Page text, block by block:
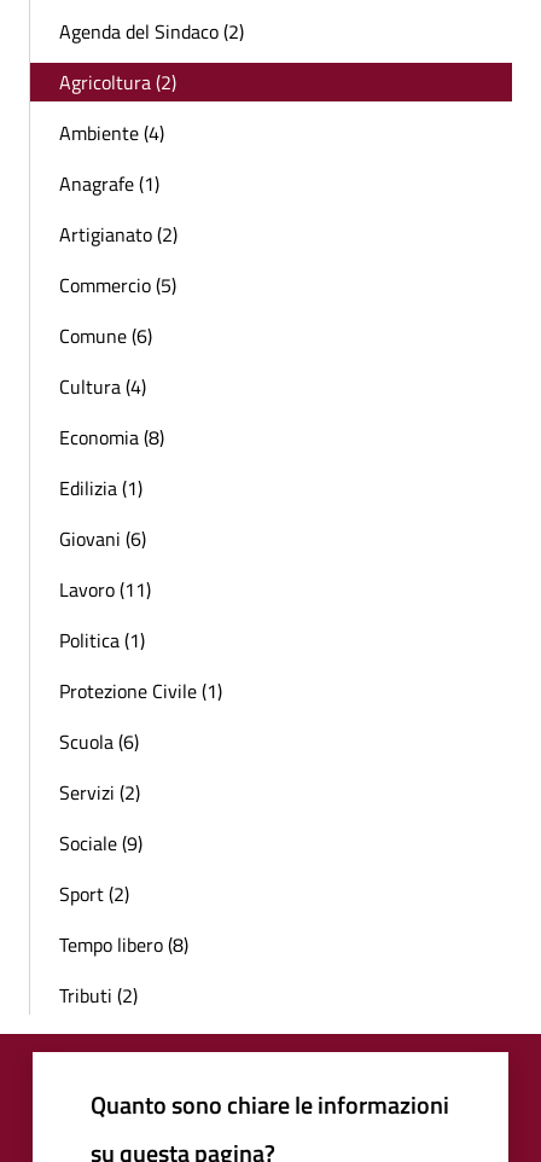
Agenda del Sindaco (2)
Agricoltura (2)
Ambiente (4)
Anagrafe (1)
Artigianato (2)
Commercio (5)
Comune (6)
Cultura (4)
Economia (8)
Edilizia (1)
Giovani (6)
Lavoro (11)
Politica (1)
Protezione Civile (1)
Scuola (6)
Servizi (2)
Sociale (9)
Sport (2)
Tempo libero (8)
Tributi (2)
Quanto sono chiare le informazioni
su questa pagina?